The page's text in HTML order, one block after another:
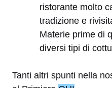
ristorante molto
tradizione e
Materie prime di
diversi tipi di
Tanti altri spunti nella